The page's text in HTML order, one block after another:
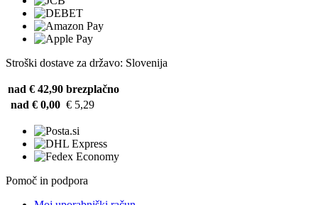
Stroški dostave za državo: Slovenija
nad € 42,90 brezplačno
nad € 0,00 € 5,29
Pomoč in podpora